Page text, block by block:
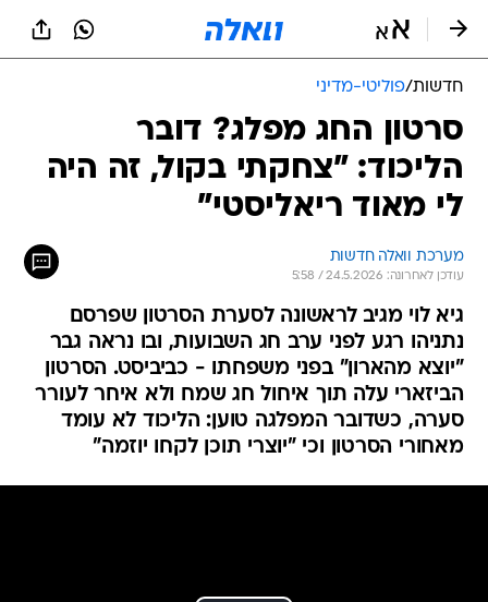
חדשות/פוליטי-מדיני
סרטון החג מפלג? דובר
הליכוד: "צחקתי בקול, זה היה
לי מאוד ריאליסטי"
מערכת וואלה חדשות
עודכן לאחרונה: 24.5.2026 / 5:58
גיא לוי מגיב לראשונה לסערת הסרטון שפרסם
נתניהו רגע לפני ערב חג השבועות, ובו נראה גבר
"יוצא מהארון" בפני משפחתו - כביביסט. הסרטון
הביזארי עלה תוך איחול חג שמח ולא איחר לעורר
סערה, כשדובר המפלגה טוען: הליכוד לא עומד
מאחורי הסרטון וכי "יוצרי תוכן לקחו יוזמה"